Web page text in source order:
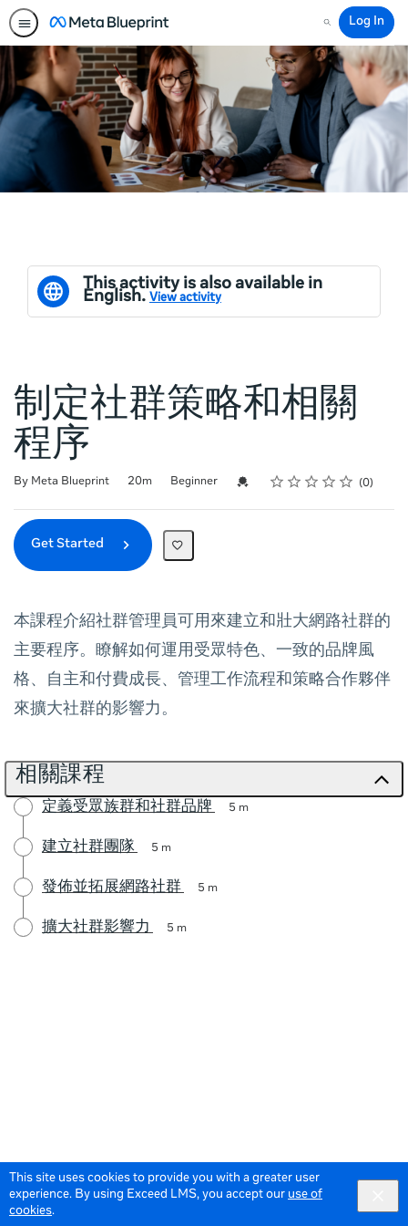
This site uses cookies to provide you with a greater user
experience. By using Exceed LMS, you accept our use of
cookies.
Search
Log In
This activity is also available in
English. View activity
制定社群策略和相關
程序
By Meta Blueprint
Duration 20m
Difficulty Beginner Credential For Completion
Rating
1 star
2 stars
3 stars
4 stars
5 stars
Average rating: 0 0
No reviews
Get Started
本課程介紹社群管理員可用來建立和壯大網路社群的
主要程序。瞭解如何運用受眾特色、一致的品牌風
格、自主和付費成長、管理工作流程和策略合作夥伴
來擴大社群的影響力。
相關課程
定義受眾族群和社群品牌 5 m
建立社群團隊 5 m
發佈並拓展網路社群 5 m
擴大社群影響力 5 m